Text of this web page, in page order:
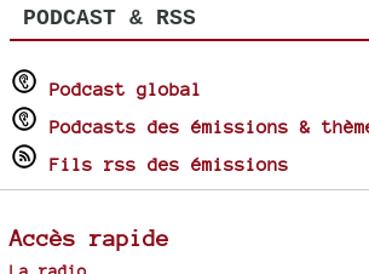
PODCAST & RSS
Podcast global
Podcasts des émissions &
Fils rss des émissions
Accès rapide